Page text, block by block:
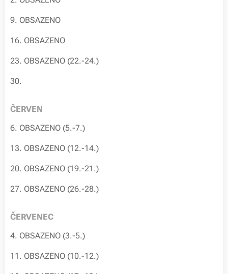
9. OBSAZENO
16. OBSAZENO
23. OBSAZENO (22.-24.)
30.
ČERVEN
6. OBSAZENO (5.-7.)
13. OBSAZENO (12.-14.)
20. OBSAZENO (19.-21.)
27. OBSAZENO (26.-28.)
ČERVENEC
4. OBSAZENO (3.-5.)
11. OBSAZENO (10.-12.)